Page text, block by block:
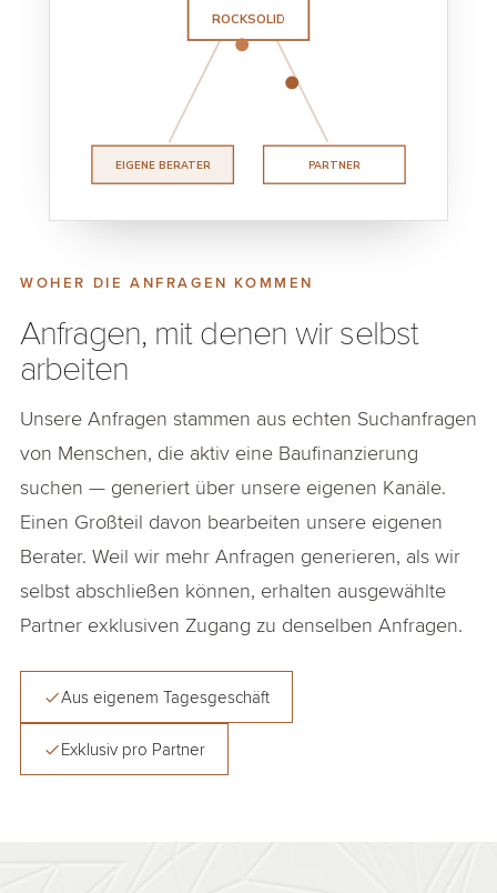
WOHER DIE ANFRAGEN KOMMEN
Anfragen, mit denen wir selbst
arbeiten
Unsere Anfragen stammen aus echten Suchanfragen
von Menschen, die aktiv eine Baufinanzierung
suchen — generiert über unsere eigenen Kanäle.
Einen Großteil davon bearbeiten unsere eigenen
Berater. Weil wir mehr Anfragen generieren, als wir
selbst abschließen können, erhalten ausgewählte
Partner exklusiven Zugang zu denselben Anfragen.
Aus eigenem Tagesgeschäft
Exklusiv pro Partner
ROCKSOLID
EIGENE BERATER PARTNER